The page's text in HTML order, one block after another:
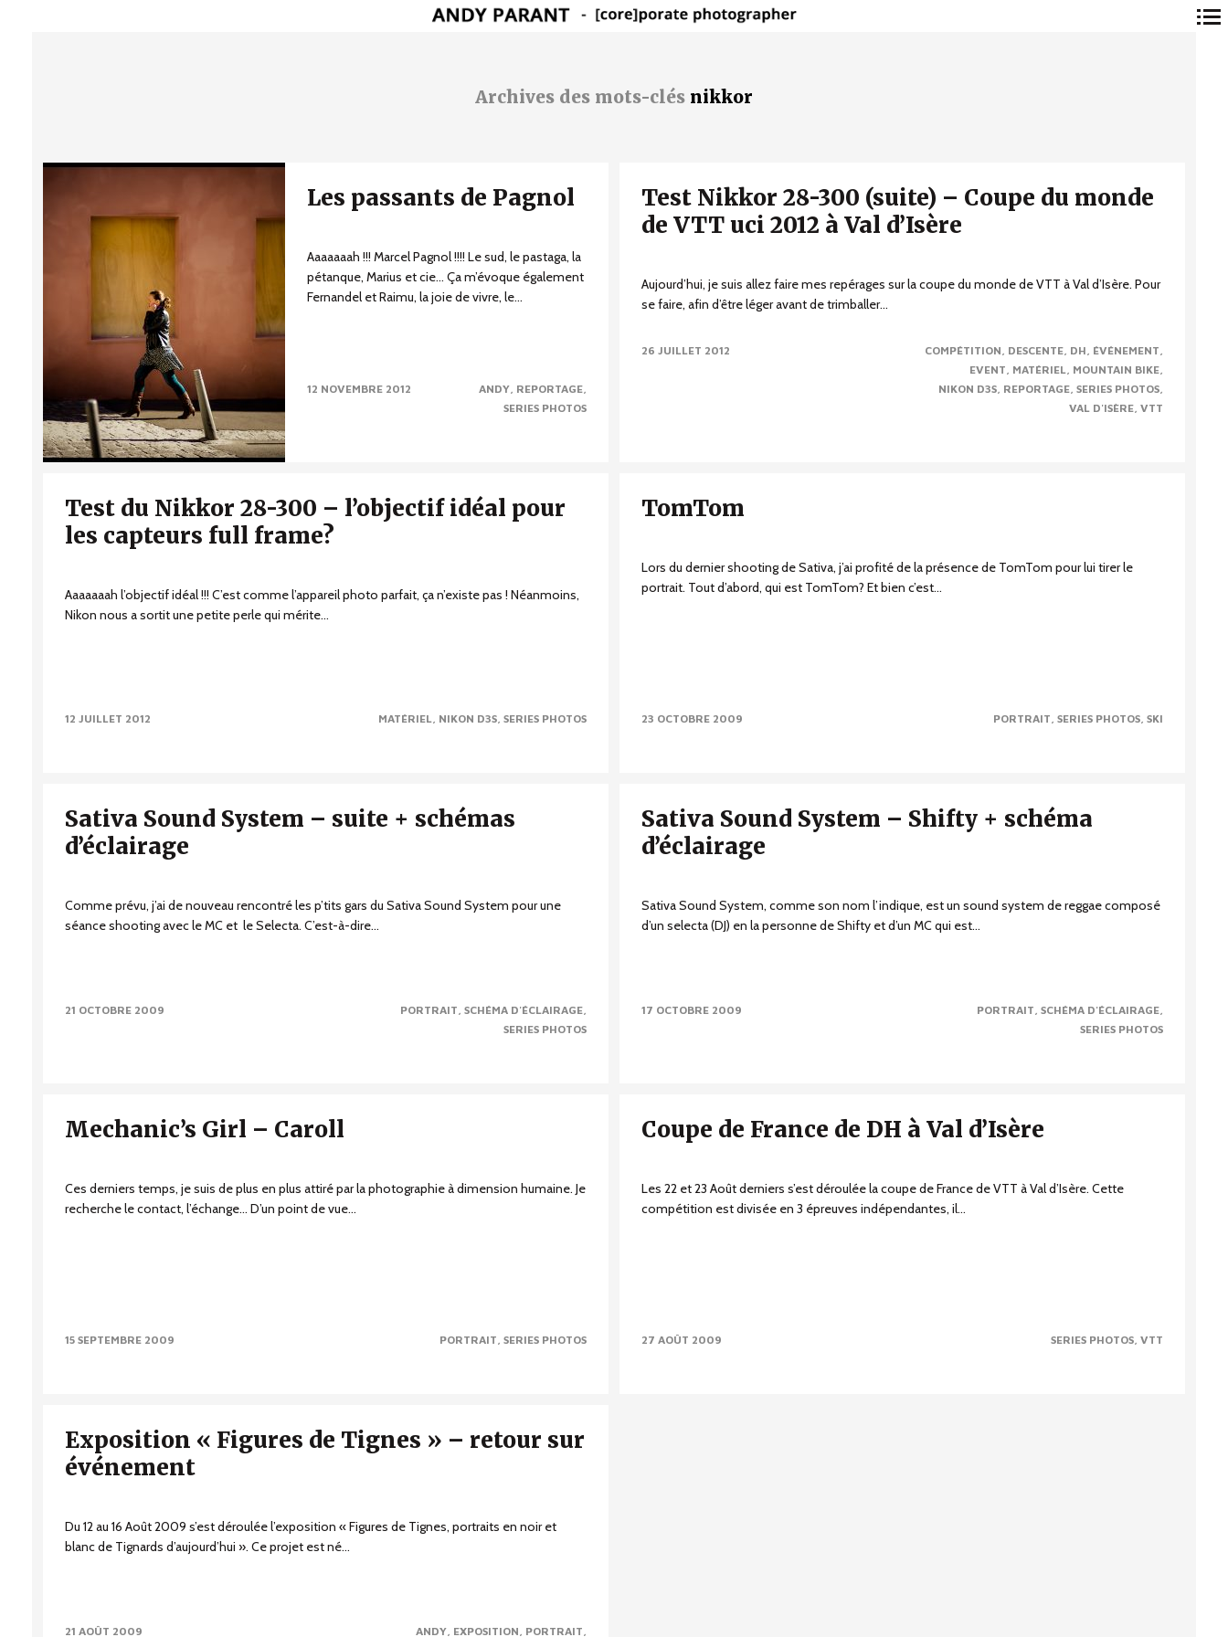
Archives des mots-clés nikkor
Les passants de Pagnol
Aaaaaaah !!! Marcel Pagnol !!!! Le sud, le pastaga, la
pétanque, Marius et cie… Ça m’évoque également
Fernandel et Raimu, la joie de vivre, le...
12 NOVEMBRE 2012 ANDY REPORTAGE
SERIES PHOTOS
Test Nikkor 28-300 (suite) – Coupe du monde
de VTT uci 2012 à Val d’Isère
Aujourd’hui, je suis allez faire mes repérages sur la coupe du monde de VTT à Val d’Isère. Pour
se faire, afin d’être léger avant de trimballer...
26 JUILLET 2012 COMPÉTITION DESCENTE DH ÉVÉNEMENT
EVENT MATÉRIEL MOUNTAIN BIKE
NIKON D3S REPORTAGE SERIES PHOTOS
VAL D'ISÈRE VTT
Test du Nikkor 28-300 – l’objectif idéal pour
les capteurs full frame?
Aaaaaaah l’objectif idéal !!! C’est comme l’appareil photo parfait, ça n’existe pas ! Néanmoins,
Nikon nous a sortit une petite perle qui mérite...
12 JUILLET 2012 MATÉRIEL NIKON D3S SERIES PHOTOS
TomTom
Lors du dernier shooting de Sativa, j’ai profité de la présence de TomTom pour lui tirer le
portrait. Tout d’abord, qui est TomTom? Et bien c’est...
23 OCTOBRE 2009 PORTRAIT SERIES PHOTOS SKI
Sativa Sound System – suite + schémas
d’éclairage
Comme prévu, j’ai de nouveau rencontré les p’tits gars du Sativa Sound System pour une
séance shooting avec le MC et le Selecta. C’est-à-dire...
21 OCTOBRE 2009 PORTRAIT SCHÉMA D'ÉCLAIRAGE
SERIES PHOTOS
Sativa Sound System – Shifty + schéma
d’éclairage
Sativa Sound System, comme son nom l’indique, est un sound system de reggae composé
d’un selecta (DJ) en la personne de Shifty et d’un MC qui est...
17 OCTOBRE 2009 PORTRAIT SCHÉMA D'ÉCLAIRAGE
SERIES PHOTOS
Mechanic’s Girl – Caroll
Ces derniers temps, je suis de plus en plus attiré par la photographie à dimension humaine. Je
recherche le contact, l’échange… D’un point de vue...
15 SEPTEMBRE 2009 PORTRAIT SERIES PHOTOS
Coupe de France de DH à Val d’Isère
Les 22 et 23 Août derniers s’est déroulée la coupe de France de VTT à Val d’Isère. Cette
compétition est divisée en 3 épreuves indépendantes, il...
27 AOÛT 2009 SERIES PHOTOS VTT
Exposition « Figures de Tignes » – retour sur
événement
Du 12 au 16 Août 2009 s’est déroulée l’exposition « Figures de Tignes, portraits en noir et
blanc de Tignards d’aujourd’hui ». Ce projet est né...
21 AOÛT 2009 ANDY EXPOSITION PORTRAIT